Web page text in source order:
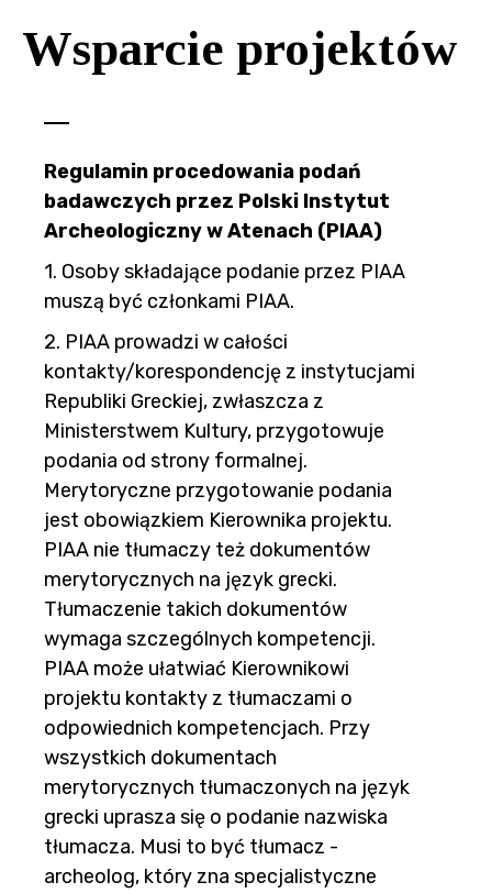
Wsparcie projektów
Regulamin procedowania podań
badawczych przez Polski Instytut
Archeologiczny w Atenach (PIAA)
1. Osoby składające podanie przez PIAA
muszą być członkami PIAA.
2. PIAA prowadzi w całości
kontakty/korespondencję z instytucjami
Republiki Greckiej, zwłaszcza z
Ministerstwem Kultury, przygotowuje
podania od strony formalnej.
Merytoryczne przygotowanie podania
jest obowiązkiem Kierownika projektu.
PIAA nie tłumaczy też dokumentów
merytorycznych na język grecki.
Tłumaczenie takich dokumentów
wymaga szczególnych kompetencji.
PIAA może ułatwiać Kierownikowi
projektu kontakty z tłumaczami o
odpowiednich kompetencjach. Przy
wszystkich dokumentach
merytorycznych tłumaczonych na język
grecki uprasza się o podanie nazwiska
tłumacza. Musi to być tłumacz -
archeolog, który zna specjalistyczne